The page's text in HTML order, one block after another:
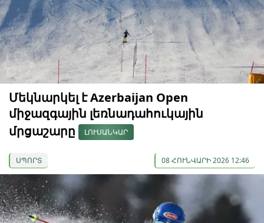
Մեկնարկել է Azerbaijan Open
միջազգային լեռնադահուկային
մրցաշարը
ԼՈՒՍԱՆԿԱՐ
ՍՊՈՐՏ 08 ՀՈՒՆՎԱՐԻ 2026 12:46